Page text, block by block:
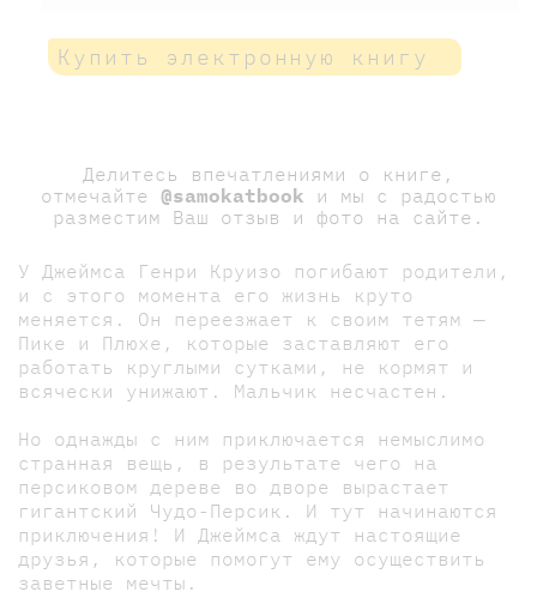
Купить электронную книгу
Делитесь впечатлениями о книге,
отмечайте @samokatbook и мы с радостью
разместим Ваш отзыв и фото на сайте.
У Джеймса Генри Круизо погибают родители,
и с этого момента его жизнь круто
меняется. Он переезжает к своим тетям —
Пике и Плюхе, которые заставляют его
работать круглыми сутками, не кормят и
всячески унижают. Мальчик несчастен.
Но однажды с ним приключается немыслимо
странная вещь, в результате чего на
персиковом дереве во дворе вырастает
гигантский Чудо-Персик. И тут начинаются
приключения! И Джеймса ждут настоящие
друзья, которые помогут ему осуществить
заветные мечты.